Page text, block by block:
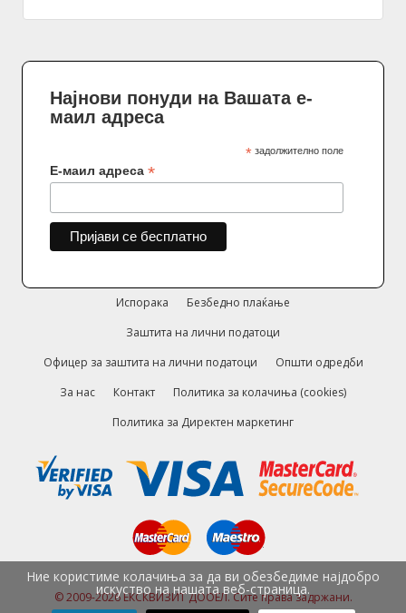
Најнови понуди на Вашата е-
маил адреса
* задолжително поле
Е-маил адреса *
Испорака
Безбедно плаќање
Заштита на лични податоци
Офицер за заштита на лични податоци
Општи одредби
За нас
Контакт
Политика за колачиња (cookies)
Политика за Директен маркетинг
© 2009-2026 ЕКСКВИЗИТ ДООЕЛ. Сите права задржани.
Ние користиме колачиња за да ви обезбедиме најдобро
искуство на нашата веб-страница.